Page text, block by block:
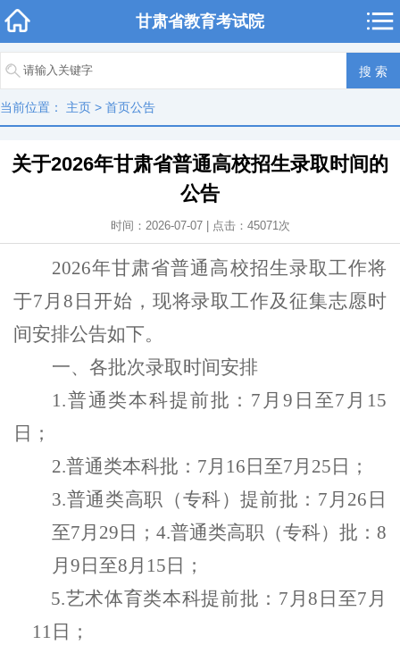
甘肃省教育考试院
当前位置： 主页 > 首页公告
关于2026年甘肃省普通高校招生录取时间的
公告
时间：2026-07-07 | 点击： 45071次
2026年甘肃省普通高校招生录取工作将
于7月 8 日开始，现将录取工作及征集志愿时
间安排公告如下。
一、各批次录取时间安排
1.普通类本科提前批：7月9日至7月15
日 ；
2.普通类本科批：7月16日至7月25日 ；
3.普通类高职（专科）提前批：7月26日
至7月29日 ； 4.普通类高职（专科）批：8
月9日至8月15日 ；
5.艺术体育类本科提前批：7月8日至7月
11日 ；